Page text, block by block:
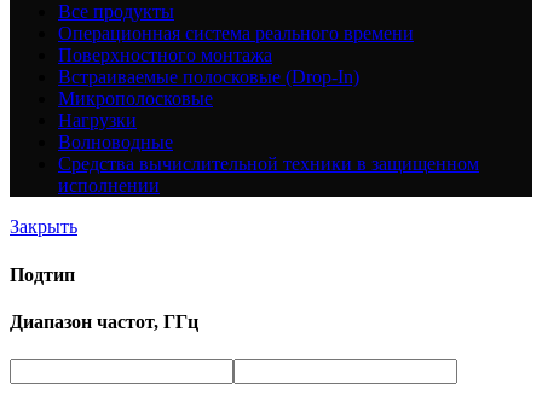
Все продукты
Операционная система реального времени
Поверхностного монтажа
Встраиваемые полосковые (Drop-In)
Микрополосковые
Нагрузки
Волноводные
Средства вычислительной техники в защищенном
исполнении
Закрыть
Подтип
Диапазон частот, ГГц